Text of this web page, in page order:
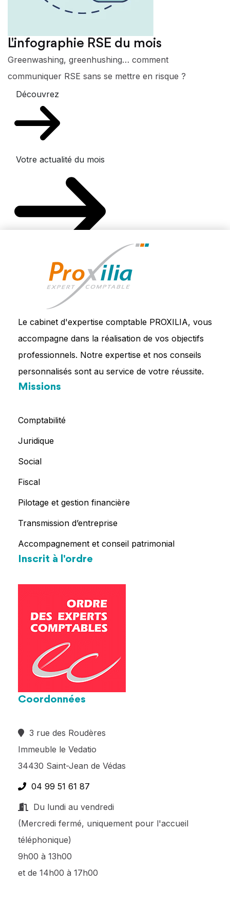
L'infographie RSE du mois
Greenwashing, greenhushing… comment
communiquer RSE sans se mettre en risque ?
Découvrez
Votre actualité du mois
Le cabinet d'expertise comptable PROXILIA, vous
accompagne dans la réalisation de vos objectifs
professionnels. Notre expertise et nos conseils
personnalisés sont au service de votre réussite.
Missions
Comptabilité
Juridique
Social
Fiscal
Pilotage et gestion financière
Transmission d’entreprise
Accompagnement et conseil patrimonial
Inscrit à l'ordre
Coordonnées
3 rue des Roudères
Immeuble le Vedatio
34430 Saint-Jean de Védas
04 99 51 61 87
Du lundi au vendredi
(Mercredi fermé, uniquement pour l'accueil
téléphonique)
9h00 à 13h00
et de 14h00 à 17h00